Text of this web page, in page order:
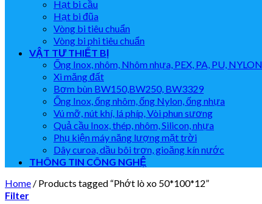
Hạt bi cầu
Hạt bi đũa
Vòng bi tiêu chuẩn
Vòng bi phi tiêu chuẩn
VẬT TƯ THIẾT BỊ
Ống Inox, nhôm, Nhôm nhựa, PEX, PA, PU, NYLON
Xi măng đất
Bơm bùn BW150,BW250, BW3329
Ống Inox, ống nhôm, ống Nylon, ống nhựa
Vú mỡ, nút khí, lá phíp, Vòi phun sương
Quả cầu Inox, thép, nhôm, Silicon, nhựa
Phụ kiện máy năng lượng mặt trời
Dây curoa, dầu bôi trơn, gioăng kín nước
THÔNG TIN CÔNG NGHỆ
Home / Products tagged “Phớt lò xo 50*100*12”
Filter